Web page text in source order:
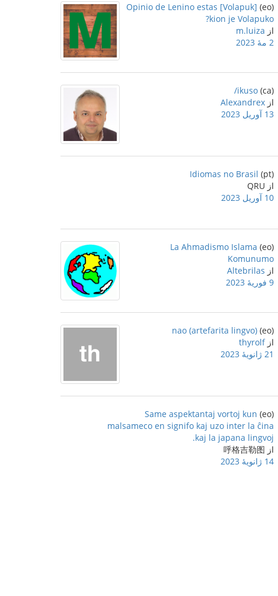
(eo)
[Volapuk] Opinio de Lenino estas
kion je Volapuko?
از m.luiza
2 مهٔ 2023
(ca)
ikuso/
از Alexandrex
13 آوریل 2023
(pt)
Idiomas no Brasil
از QRU
10 آوریل 2023
(eo)
La Ahmadismo Islama
Komunumo
از Altebrilas
9 فوریهٔ 2023
(eo)
nao (artefarita lingvo)
ازthyrolf
21 ژانویهٔ 2023
(eo)
Same aspektantaj vortoj kun
malsameco en signifo kaj uzo inter la ĉina
kaj la japana lingvoj.
از 呼格吉勒图
14 ژانویهٔ 2023